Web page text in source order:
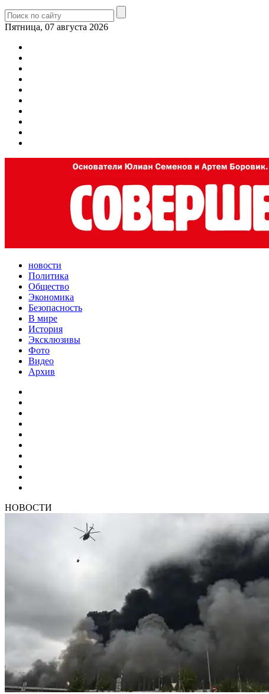
Пятница, 07 августа 2026
новости
Политика
Общество
Экономика
Безопасность
В мире
История
Эксклюзивы
Фото
Видео
Архив
НОВОСТИ